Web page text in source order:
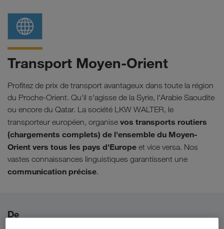
Transport Moyen-Orient
Profitez de prix de transport avantageux dans toute la région
du Proche-Orient. Qu'il s'agisse de la Syrie, l'Arabie Saoudite
ou encore du Qatar. La société LKW WALTER, le
transporteur européen, organise vos transports routiers
(chargements complets) de l'ensemble du Moyen-
Orient vers tous les pays d'Europe et vice versa. Nos
vastes connaissances linguistiques garantissent une
communication précise.
De